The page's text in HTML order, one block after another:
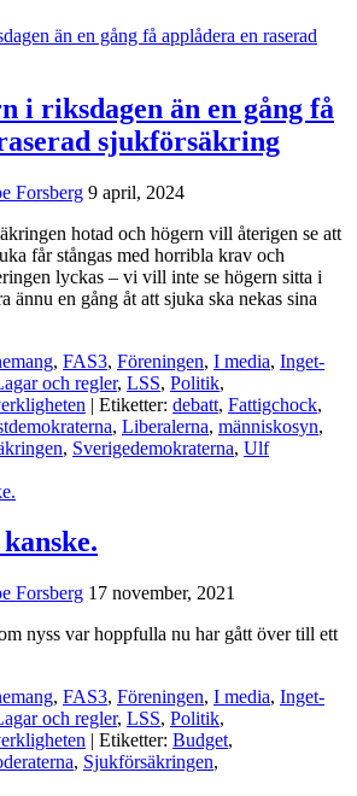
i riksdagen än en gång få
sjukförsäkring
Forsberg 9 april, 2024
hotad och högern vill återigen se att
får stångas med horribla krav och
lyckas – vi vill inte se högern sitta i
ännu en gång åt att sjuka ska nekas sina
, FAS3, Föreningen, I media, Inget-
och regler, LSS, Politik,
| Etiketter: debatt, Fattigchock,
, Liberalerna, människosyn,
, Sverigedemokraterna, Ulf
Forsberg 17 november, 2021
nyss var hoppfulla nu har gått över till ett
, FAS3, Föreningen, I media, Inget-
och regler, LSS, Politik,
| Etiketter: Budget,
, Sjukförsäkringen,